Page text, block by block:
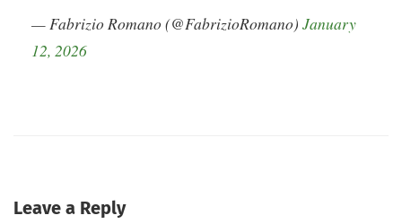
— Fabrizio Romano (@FabrizioRomano) January
12, 2026
Leave a Reply